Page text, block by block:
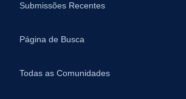
Submissões Recentes
Página de Busca
Todas as Comunidades